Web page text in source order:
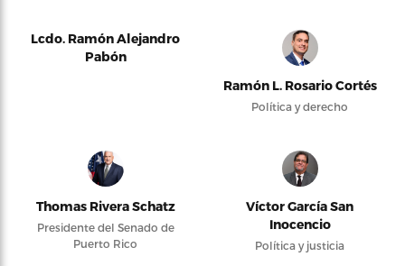
Lcdo. Ramón Alejandro
Pabón
Ramón L. Rosario Cortés
Política y derecho
Thomas Rivera Schatz
Presidente del Senado de
Puerto Rico
Víctor García San
Inocencio
Política y justicia